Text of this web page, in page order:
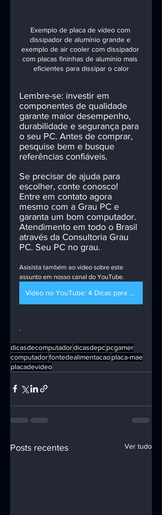
Exemplo de placa de vídeo com
dissipador de alumínio grande e
exemplo de air cooler com dissipador
com placas fininhas de alumínio mais
eficientes para dissipar o calor
Lembre-se: investir em
componentes de qualidade
garante maior desempenho,
durabilidade e segurança para
o seu PC. Antes de comprar,
pesquise bem e busque
referências confiáveis.
Se precisar de ajuda para
escolher, conte conosco!
Entre em contato agora
mesmo com a Grau PC e
garanta um bom computador.
Atendimento em todo o Brasil
através da Consultoria Grau
PC. Seu PC no grau.
Asisista também ao vídeo sobre este
assunto em nosso canal do YouTube.
Vídeo no YouTube: 4 Dicas para Verificar antes de Comprar seu PC
.
dicasdecomputadordicasdepcpcgamer
computadorfontedealimentacaoplaca-mae
placadevideo
Posts recentes Ver tudo